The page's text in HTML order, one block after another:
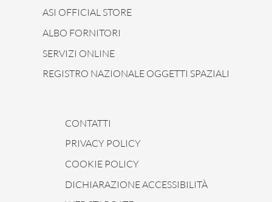
ASI OFFICIAL STORE
ALBO FORNITORI
SERVIZI ONLINE
REGISTRO NAZIONALE OGGETTI SPAZIALI
CONTATTI
PRIVACY POLICY
COOKIE POLICY
DICHIARAZIONE ACCESSIBILITÀ